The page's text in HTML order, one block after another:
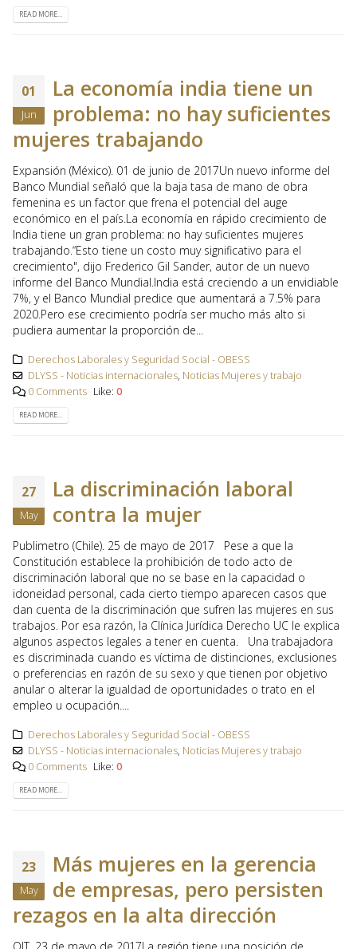
READ MORE...
01
Jun
La economía india tiene un
problema: no hay suficientes
mujeres trabajando
Expansión (México). 01 de junio de 2017Un nuevo informe del
Banco Mundial señaló que la baja tasa de mano de obra
femenina es un factor que frena el potencial del auge
económico en el país.La economía en rápido crecimiento de
India tiene un gran problema: no hay suficientes mujeres
trabajando.“Esto tiene un costo muy significativo para el
crecimiento", dijo Frederico Gil Sander, autor de un nuevo
informe del Banco Mundial.India está creciendo a un envidiable
7%, y el Banco Mundial predice que aumentará a 7.5% para
2020.Pero ese crecimiento podría ser mucho más alto si
pudiera aumentar la proporción de...
Derechos Laborales y Seguridad Social - OBESS
DLYSS - Noticias internacionales, Noticias Mujeres y trabajo
0 Comments Like: 0
READ MORE...
27
May
La discriminación laboral
contra la mujer
Publimetro (Chile). 25 de mayo de 2017 Pese a que la
Constitución establece la prohibición de todo acto de
discriminación laboral que no se base en la capacidad o
idoneidad personal, cada cierto tiempo aparecen casos que
dan cuenta de la discriminación que sufren las mujeres en sus
trabajos. Por esa razón, la Clínica Jurídica Derecho UC le explica
algunos aspectos legales a tener en cuenta. Una trabajadora
es discriminada cuando es víctima de distinciones, exclusiones
o preferencias en razón de su sexo y que tienen por objetivo
anular o alterar la igualdad de oportunidades o trato en el
empleo u ocupación....
Derechos Laborales y Seguridad Social - OBESS
DLYSS - Noticias internacionales, Noticias Mujeres y trabajo
0 Comments Like: 0
READ MORE...
23
May
Más mujeres en la gerencia
de empresas, pero persisten
rezagos en la alta dirección